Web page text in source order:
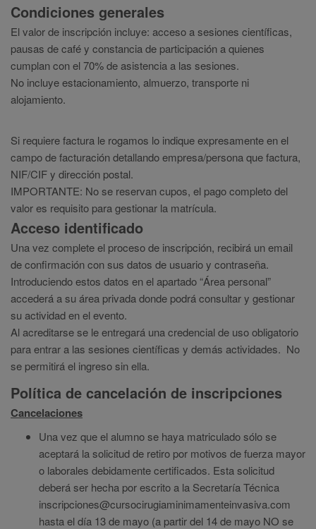
Condiciones generales
El valor de inscripción incluye: acceso a sesiones científicas,
pausas de café y constancia de participación a quienes
cumplan con el 70% de asistencia a las sesiones.
No incluye estacionamiento, almuerzo, transporte ni
alojamiento.
Si requiere factura le rogamos lo indique expresamente en el
campo de facturación detallando empresa/persona que factura,
NIF/CIF y dirección postal.
IMPORTANTE: No se reservan cupos, el pago completo del
valor es requisito para gestionar la matrícula.
Acceso identificado
Una vez complete el proceso de inscripción, recibirá un email
de confirmación con sus datos de usuario y contraseña.
Introduciendo estos datos en el apartado “Área personal”
accederá a su área privada donde podrá consultar y gestionar
su actividad en el evento.
Al acreditarse se le entregará una credencial de uso obligatorio
para entrar a las sesiones científicas y demás actividades. No
se permitirá el ingreso sin ella.
Política de cancelación de inscripciones
Cancelaciones
Una vez que el alumno se haya matriculado sólo se
aceptará la solicitud de retiro por motivos de fuerza mayor
o laborales debidamente certificados. Esta solicitud
deberá ser hecha por escrito a la Secretaría Técnica
inscripciones@cursocirugiaminimamenteinvasiva.com
hasta el día 13 de mayo (a partir del 14 de mayo NO se